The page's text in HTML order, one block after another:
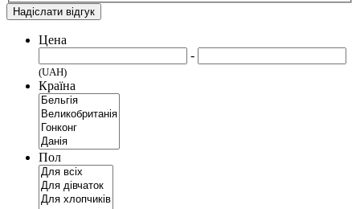
Надіслати відгук
Цена
-
(UAH)
Країна
Пол